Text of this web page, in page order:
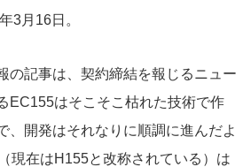
3月16日。
の記事は、契約締結を報じるニュー
EC155はそこそこ枯れた技術で作
、開発はそれなりに順調に進んだよ
現在はH155と改称されている）は